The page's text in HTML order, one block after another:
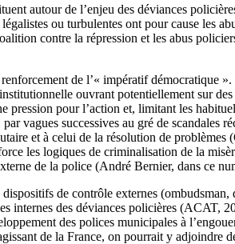
autour de l’enjeu des déviances
ou turbulentes ont pour cause les
contre la répression et les abus
de l’« impératif démocratique
ouvrant potentiellement sur
pression pour l’action et, limitant les
vagues successives au gré de
et à celui de la résolution de
les logiques de criminalisation de la
de la police (André Bernier, dans ce
de contrôle externes
internes des déviances policières (ACAT,
des polices municipales à
de la France, on pourrait y adjoindre